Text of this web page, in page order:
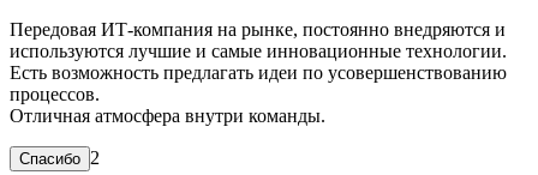
Передовая ИТ-компания на рынке, постоянно внедряются и
используются лучшие и самые инновационные технологии.
Есть возможность предлагать идеи по усовершенствованию
процессов.
Отличная атмосфера внутри команды.
2